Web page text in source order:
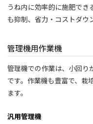
うね内に効率的に施肥でき
も抑制、省力・コストダウ
管理機用作業機
管理機での作業は、小回り
です。作業機も豊富で、栽
ます。
汎用管理機